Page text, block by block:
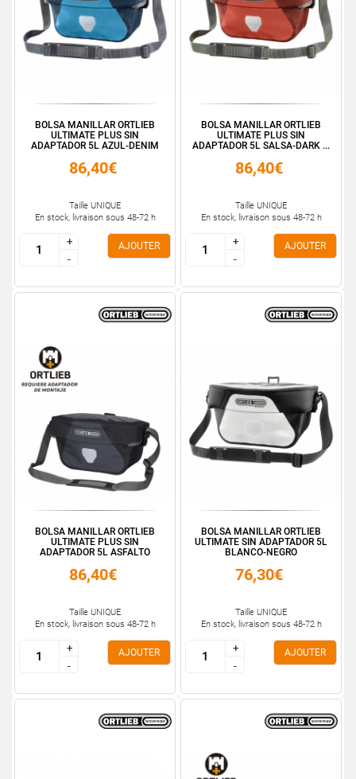
BOLSA MANILLAR ORTLIEB
ULTIMATE PLUS SIN
ADAPTADOR 5L AZUL-DENIM
86,40€
Taille UNIQUE
En stock, livraison sous 48-72 h
+
-
+
-
AJOUTER
BOLSA MANILLAR ORTLIEB
ULTIMATE PLUS SIN
ADAPTADOR 5L SALSA-DARK ...
86,40€
Taille UNIQUE
En stock, livraison sous 48-72 h
+
-
+
-
AJOUTER
BOLSA MANILLAR ORTLIEB
ULTIMATE PLUS SIN
ADAPTADOR 5L ASFALTO
86,40€
Taille UNIQUE
En stock, livraison sous 48-72 h
+
-
+
-
AJOUTER
BOLSA MANILLAR ORTLIEB
ULTIMATE SIN ADAPTADOR 5L
BLANCO-NEGRO
76,30€
Taille UNIQUE
En stock, livraison sous 48-72 h
+
-
+
-
AJOUTER